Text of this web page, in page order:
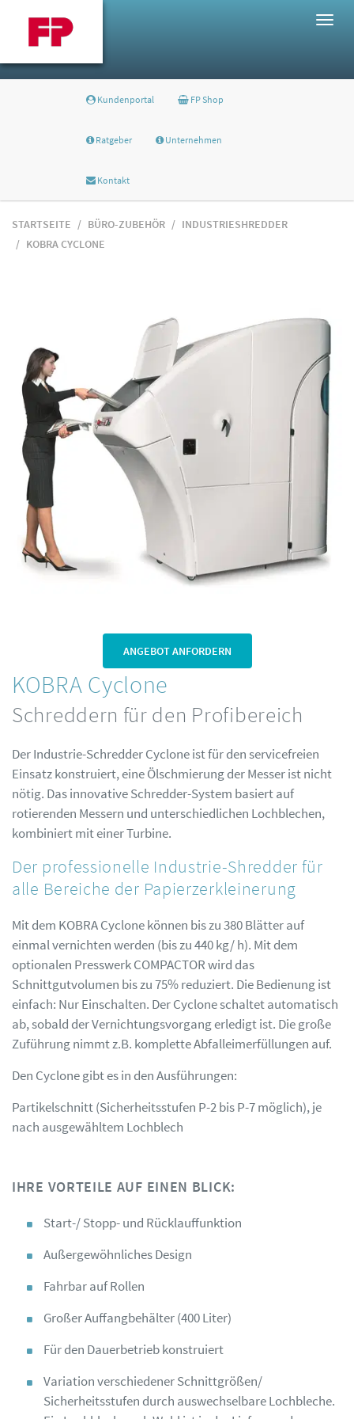
Kundenportal FP Shop
Ratgeber Unternehmen
Kontakt
STARTSEITE BÜRO-ZUBEHÖR
INDUSTRIESHREDDER
KOBRA CYCLONE
ANGEBOT ANFORDERN
KOBRA Cyclone
Schreddern für den Profibereich
Der Industrie-Schredder Cyclone ist für den servicefreien
Einsatz konstruiert, eine Ölschmierung der Messer ist nicht
nötig. Das innovative Schredder-System basiert auf
rotierenden Messern und unterschiedlichen Lochblechen,
kombiniert mit einer Turbine.
Der professionelle Industrie-Shredder für
alle Bereiche der Papierzerkleinerung
Mit dem KOBRA Cyclone können bis zu 380 Blätter auf
einmal vernichten werden (bis zu 440 kg/ h). Mit dem
optionalen Presswerk COMPACTOR wird das
Schnittgutvolumen bis zu 75% reduziert. Die Bedienung ist
einfach: Nur Einschalten. Der Cyclone schaltet automatisch
ab, sobald der Vernichtungsvorgang erledigt ist. Die große
Zuführung nimmt z.B. komplette Abfalleimerfüllungen auf.
Den Cyclone gibt es in den Ausführungen:
Partikelschnitt (Sicherheitsstufen P-2 bis P-7 möglich), je
nach ausgewähltem Lochblech
IHRE VORTEILE AUF EINEN BLICK:
Start-/ Stopp- und Rücklauffunktion
Außergewöhnliches Design
Fahrbar auf Rollen
Großer Auffangbehälter (400 Liter)
Für den Dauerbetrieb konstruiert
Variation verschiedener Schnittgrößen/
Sicherheitsstufen durch auswechselbare Lochbleche.